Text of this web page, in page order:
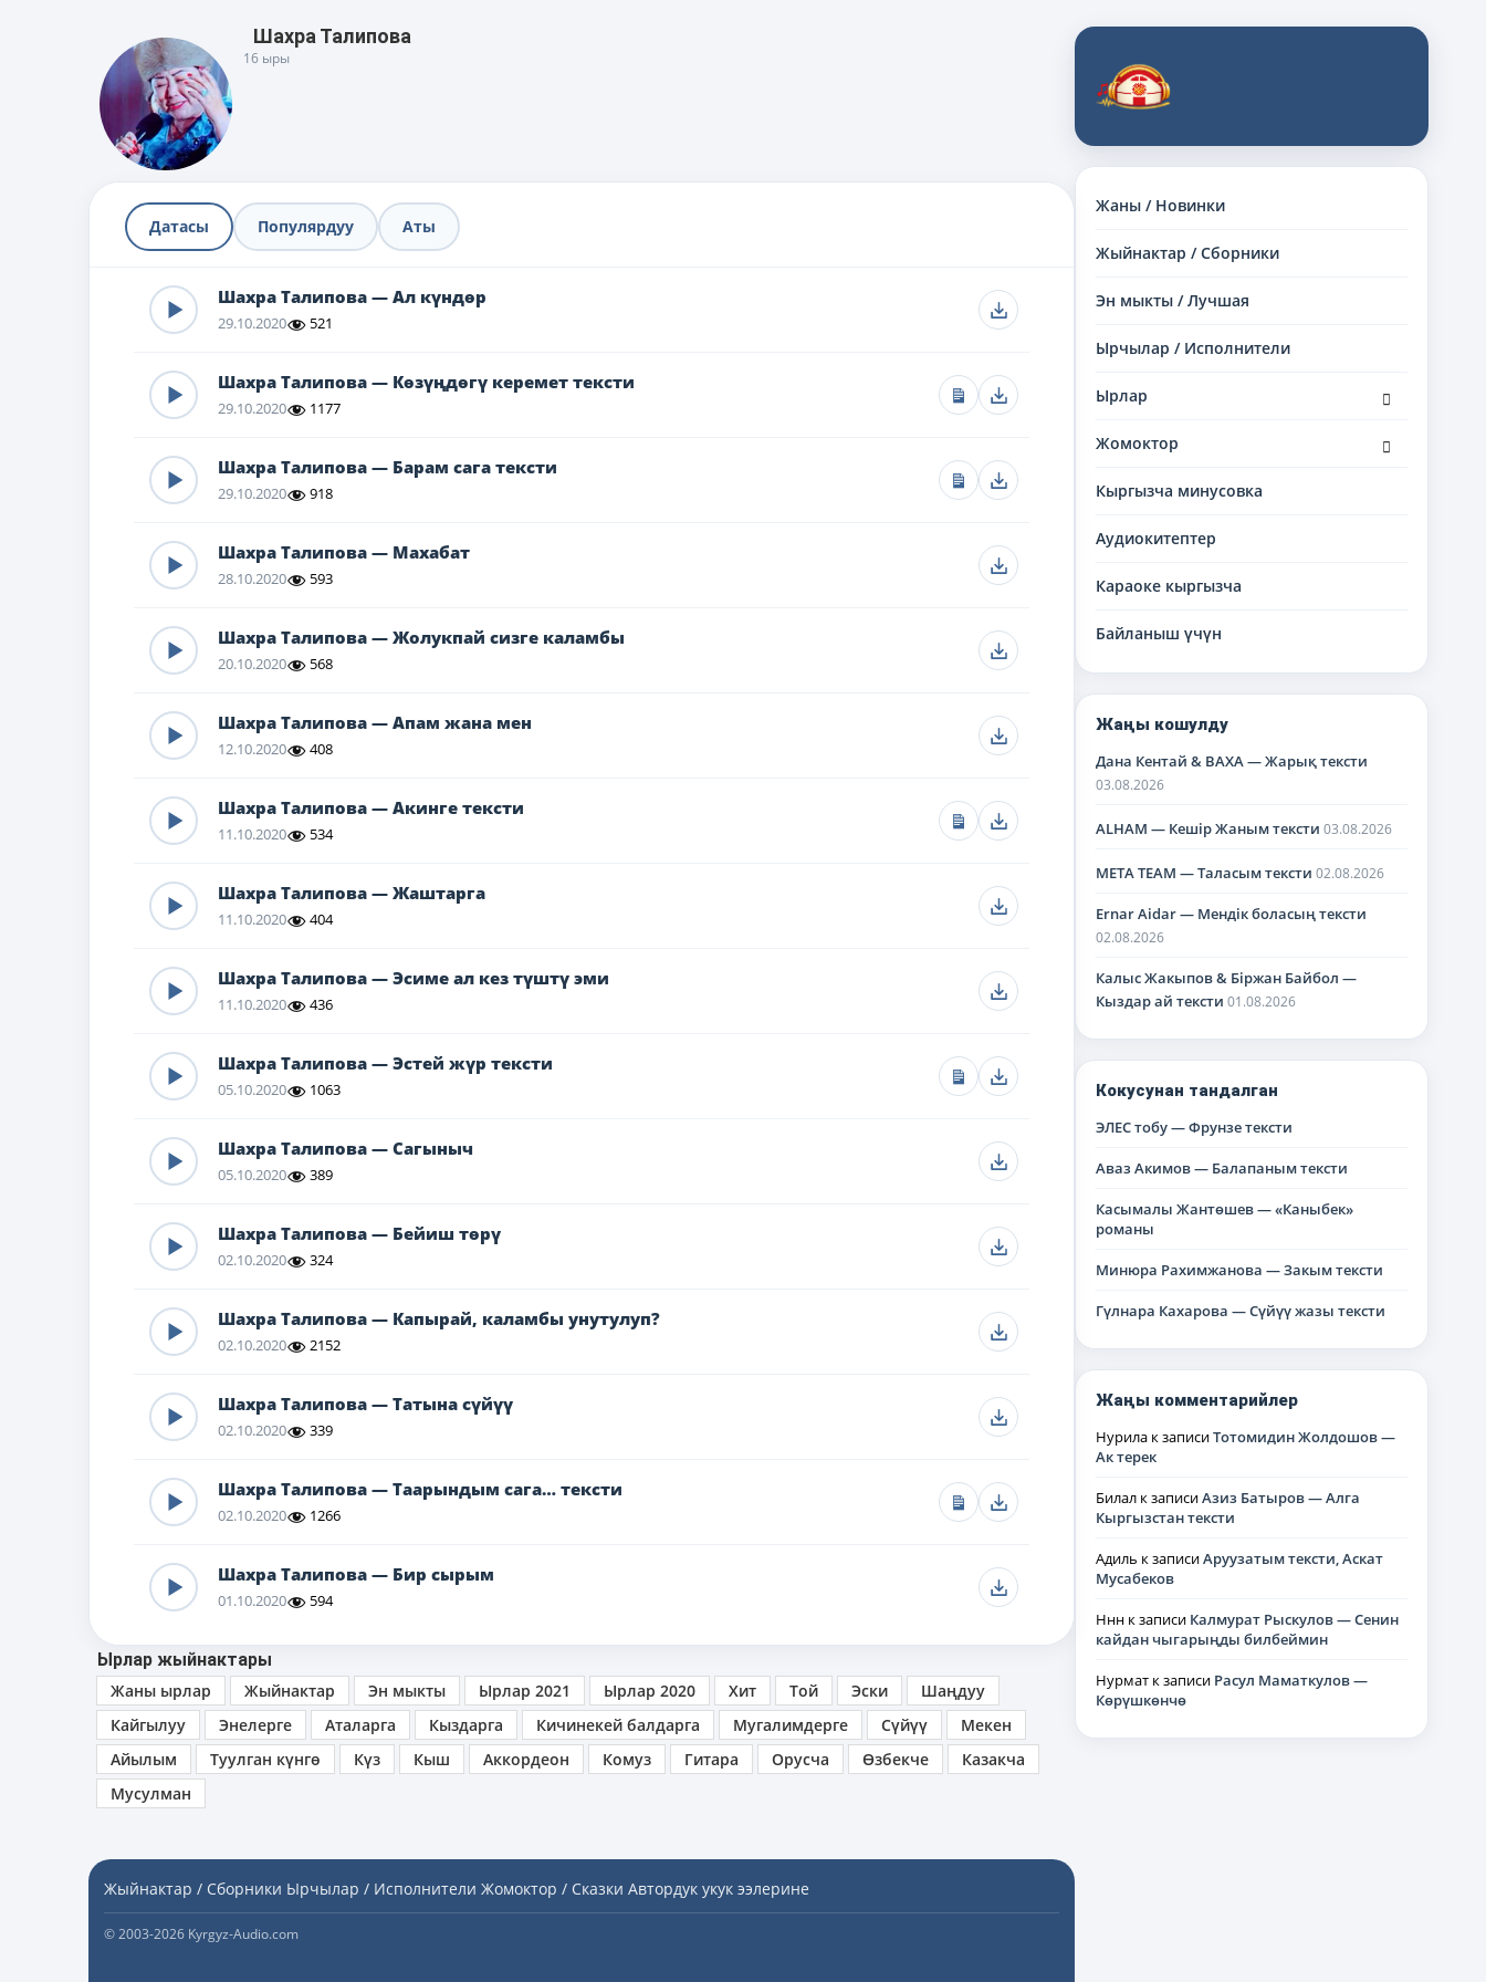
Жаны / Новинки
Жыйнактар / Сборники
Эн мыкты / Лучшая
Ырчылар / Исполнители
Ырлар
дочернее
Жомоктор
дочернее
Кыргызча минусовка
Аудиокитептер
Караоке кыргызча
Байланыш үчүн
Жаңы кошулду
Дана Кентай & BAXA — Жарық тексти
03.08.2026
ALHAM — Кешір Жаным тексти 03.08.2026
META TEAM — Таласым тексти 02.08.2026
Ernar Aidar — Мендік боласың тексти
02.08.2026
Калыс Жакыпов & Біржан Байбол —
Кыздар ай тексти 01.08.2026
Кокусунан тандалган
ЭЛЕС тобу — Фрунзе тексти
Аваз Акимов — Балапаным тексти
Касымалы Жантөшев — «Каныбек»
романы
Минюра Рахимжанова — Закым тексти
Гүлнара Кахарова — Сүйүү жазы тексти
Жаңы комментарийлер
Нурила к записиТотомидин Жолдошов —
Ак терек
Билал к записиАзиз Батыров — Алга
Кыргызстан тексти
Адиль к записиАруузатым тексти, Аскат
Мусабеков
Ннн к записи Калмурат Рыскулов — Сенин
кайдан чыгарыңды билбеймин
Нурмат к записи Расул Маматкулов —
Көрүшкөнчө
Шахра Талипова
16 ыры
Датасы Популярдуу Аты
Шахра Талипова — Ал күндөр
29.10.2020 521
Шахра Талипова — Көзүңдөгү керемет тексти
29.10.2020 1177
Шахра Талипова — Барам сага тексти
29.10.2020 918
Шахра Талипова — Махабат
28.10.2020 593
Шахра Талипова — Жолукпай сизге каламбы
20.10.2020 568
Шахра Талипова — Апам жана мен
12.10.2020 408
Шахра Талипова — Акинге тексти
11.10.2020 534
Шахра Талипова — Жаштарга
11.10.2020 404
Шахра Талипова — Эсиме ал кез түштү эми
11.10.2020 436
Шахра Талипова — Эстей жүр тексти
05.10.2020 1063
Шахра Талипова — Сагыныч
05.10.2020 389
Шахра Талипова — Бейиш төрү
02.10.2020 324
Шахра Талипова — Капырай, каламбы унутулуп?
02.10.2020 2152
Шахра Талипова — Татына сүйүү
02.10.2020 339
Шахра Талипова — Таарындым сага… тексти
02.10.2020 1266
Шахра Талипова — Бир сырым
01.10.2020 594
Ырлар жыйнактары
Жаны ырлар
Жыйнактар Эн мыкты Ырлар 2021 Ырлар 2020 Хит Той Эски
Шаңдуу
Кайгылуу
Энелерге Аталарга Кыздарга Кичинекей балдарга Мугалимдерге Сүйүү
Мекен
Айылым
Туулган күнгө Күз Кыш Аккордеон Комуз Гитара Орусча Өзбекче
Казакча
Мусулман
Жыйнактар / Сборники Ырчылар / Исполнители Жомоктор / Сказки Автордук укук ээлерине
© 2003-2026 Kyrgyz-Audio.com